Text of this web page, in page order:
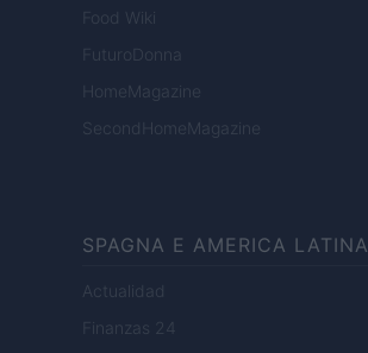
Food Wiki
FuturoDonna
HomeMagazine
SecondHomeMagazine
SPAGNA E AMERICA LATINA
Actualidad
Finanzas 24